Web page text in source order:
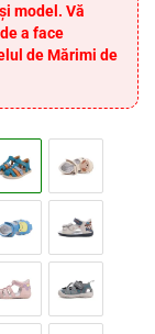
model. Vă
a face
de Mărimi de